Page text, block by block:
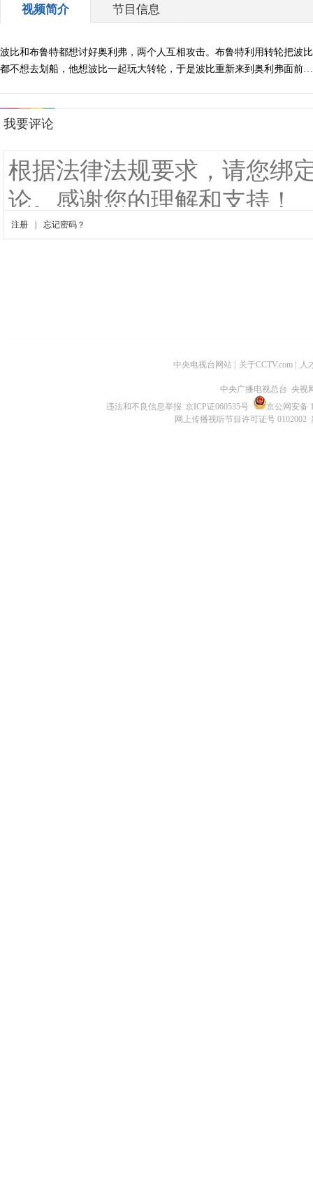
视频简介 节目信息
波比和布鲁特都想讨好奥利弗，两个人互相攻击。布鲁特利用转轮把波
都不想去划船，他想波比一起玩大转轮，于是波比重新来到奥利弗面
中央电视台网站 关于CCTV.com 人
中央广播电视总台 央视
违法和不良信息举报 京ICP证060535号
京公网安备
网上传播视听节目许可证号 0102002